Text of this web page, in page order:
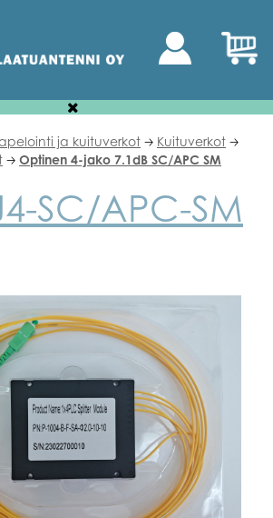
ja kuituverkot 🡢 Kuituverkot 🡢
🡢 Optinen 4-jako 7.1dB SC/APC SM
SC/APC-SM